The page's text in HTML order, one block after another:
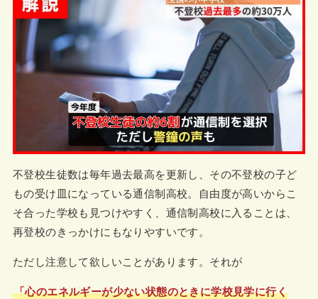
不登校生徒数は毎年過去最高を更新し、その不登校の子ど
もの受け皿になっている通信制高校。自由度が高いからこ
そ合った学校も見つけやすく、通信制高校に入ることは、
再登校のきっかけにもなりやすいです。
ただし注意して欲しいことがあります。それが
「心のエネルギーが少ない状態のときに学校見学に行く